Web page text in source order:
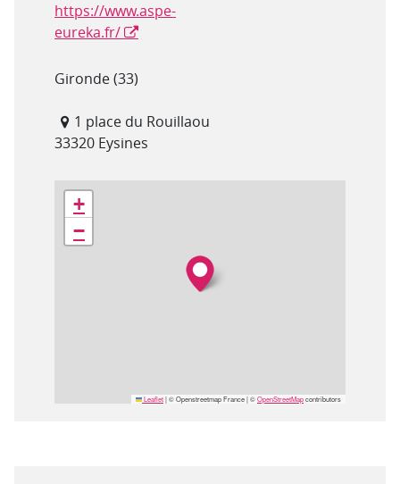
https://www.aspe-
eureka.fr/
Département(s)
Gironde (33)
1 place du Rouillaou
33320 Eysines
Géolocalisation
+
−
Leaflet|© Openstreetmap France | ©OpenStreetMapcontributors